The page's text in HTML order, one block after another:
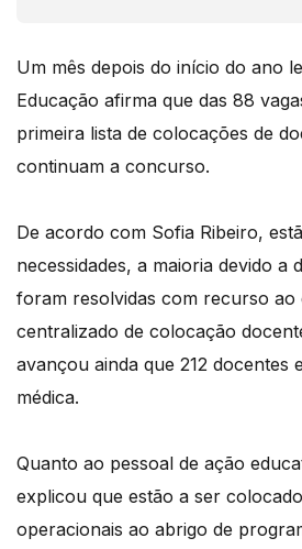
Um mês depois do início do ano
Educação afirma que das 88
primeira lista de colocações de
continuam a concurso.
De acordo com Sofia Ribeiro,
necessidades, a maioria devido a
foram resolvidas com recurso ao
centralizado de colocação
avançou ainda que 212 docentes
médica.
Quanto ao pessoal de ação
explicou que estão a ser
operacionais ao abrigo de